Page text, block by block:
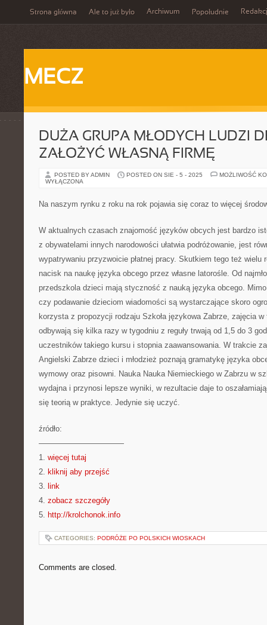
Strona główna Ale to już było Archiwum Popołudnie
MECZ
DUŻA GRUPA MŁODYCH LUDZI
ZAŁOŻYĆ WŁASNĄ FIRMĘ
POSTED BY ADMIN POSTED ON SIE - 5 - 2025
MOŻLIWOŚĆ
WYŁĄCZONA
Na naszym rynku z roku na rok pojawia się coraz to więcej
W aktualnych czasach znajomość języków obcych jest bardzo
z obywatelami innych narodowości ułatwia podróżowanie, jest
wypatrywaniu przyzwoicie płatnej pracy. Skutkiem tego też wielu
nacisk na naukę języka obcego przez własne latorośle. Od
przedszkola dzieci mają styczność z nauką języka obcego.
czy podawanie dzieciom wiadomości są wystarczające skoro
korzysta z propozycji rodzaju Szkoła językowa Zabrze, zajęcia
odbywają się kilka razy w tygodniu z reguły trwają od 1,5 do 3
uczestników takiego kursu i stopnia zaawansowania. W trakcie
Angielski Zabrze dzieci i młodzież poznają gramatykę języka
wymowy oraz pisowni. Nauka Nauka Niemieckiego w Zabrzu w
wydajna i przynosi lepsze wyniki, w rezultacie daje to
się teorią w praktyce. Jedynie się uczyć.
źródło:
———————————
1. więcej tutaj
2. kliknij aby przejść
3. link
4. zobacz szczegóły
5. http://krolchonok.info
CATEGORIES: PODRÓŻE PO POLSKICH WIOSKACH
Comments are closed.